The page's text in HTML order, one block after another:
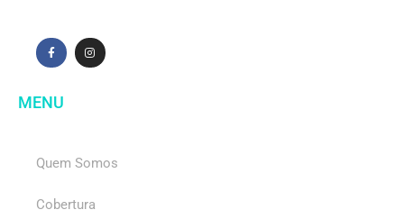
MENU
Quem Somos
Cobertura